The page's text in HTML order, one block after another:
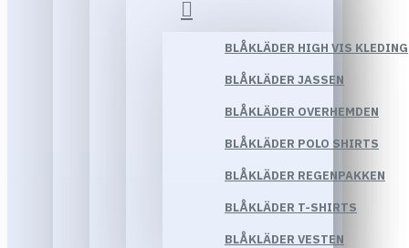
BLÅKLÄDER HIGH VIS KLEDING
BLÅKLÄDER JASSEN
BLÅKLÄDER OVERHEMDEN
BLÅKLÄDER POLO SHIRTS
BLÅKLÄDER REGENPAKKEN
BLÅKLÄDER T-SHIRTS
BLÅKLÄDER VESTEN